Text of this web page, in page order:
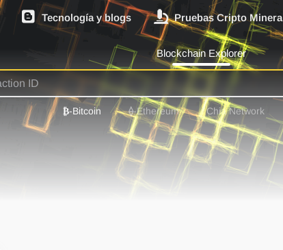
Tecnología y blogs Pruebas Cripto Minera
Blockchain Explorer
₿-Bitcoin ⟠-Ethereum Chia Network